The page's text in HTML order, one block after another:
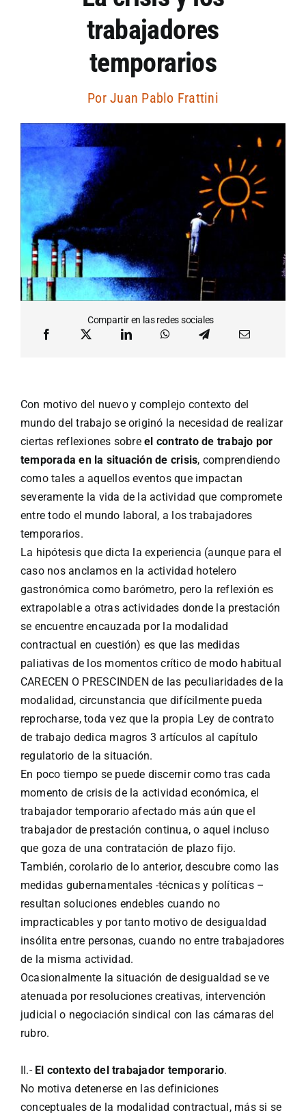
Artículos por autor
Artículos por sección
trabajadores
temporarios
PorJuan Pablo Frattini
Compartir en las redes sociales
Con motivo del nuevo y complejo contexto del
mundo del trabajo se originó la necesidad de realizar
ciertas reflexiones sobreel contrato de trabajo por
temporada en la situación de crisis, comprendiendo
como tales a aquellos eventos que impactan
severamente la vida de la actividad que compromete
entre todo el mundo laboral, a los trabajadores
temporarios.
La hipótesis que dicta la experiencia (aunque para el
caso nos anclamos en la actividad hotelero
gastronómica como barómetro, pero la reflexión es
extrapolable a otras actividades donde la prestación
se encuentre encauzada por la modalidad
contractual en cuestión) es que las medidas
paliativas de los momentos crítico de modo habitual
CARECEN O PRESCINDEN de las peculiaridades de la
modalidad, circunstancia que difícilmente pueda
reprocharse, toda vez que la propia Ley de contrato
de trabajo dedica magros 3 artículos al capítulo
regulatorio de la situación.
En poco tiempo se puede discernir como tras cada
momento de crisis de la actividad económica, el
trabajador temporario afectado más aún que el
trabajador de prestación continua, o aquel incluso
que goza de una contratación de plazo fijo.
También, corolario de lo anterior, descubre como las
medidas gubernamentales -técnicas y políticas –
resultan soluciones endebles cuando no
impracticables y por tanto motivo de desigualdad
insólita entre personas, cuando no entre trabajadores
de la misma actividad.
Ocasionalmente la situación de desigualdad se ve
atenuada por resoluciones creativas, intervención
judicial o negociación sindical con las cámaras del
rubro.
II.- El contexto del trabajador temporario.
No motiva detenerse en las definiciones
conceptuales de la modalidad contractual, más si se